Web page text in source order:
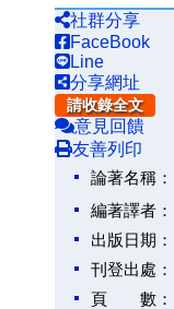
社群分享
FaceBook
Line
分享網址
請收錄全文
意見回饋
友善列印
論著名稱：
編著譯者：
出版日期：
刊登出處：
頁 數：